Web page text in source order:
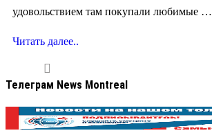
удовольствием там покупали любимые …
Читать далее..
Телеграм News Montreal